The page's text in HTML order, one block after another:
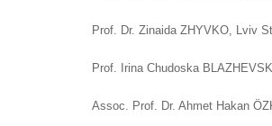
Prof. Dr. Zinaida ZHYVKO, Lviv
Prof. Irina Chudoska
Assoc. Prof. Dr. Ahmet Hakan